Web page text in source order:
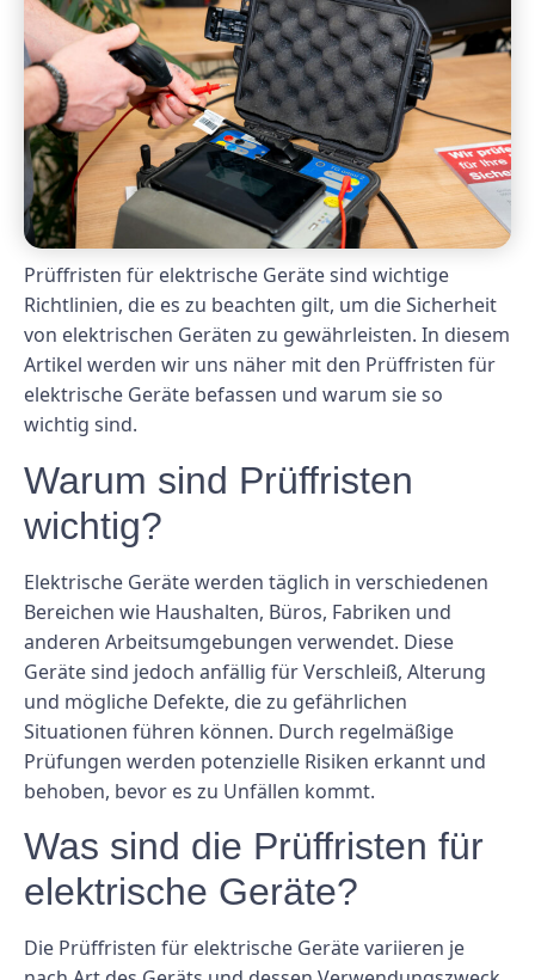
Prüffristen für elektrische Geräte sind wichtige
Richtlinien, die es zu beachten gilt, um die Sicherheit
von elektrischen Geräten zu gewährleisten. In diesem
Artikel werden wir uns näher mit den Prüffristen für
elektrische Geräte befassen und warum sie so
wichtig sind.
Warum sind Prüffristen
wichtig?
Elektrische Geräte werden täglich in verschiedenen
Bereichen wie Haushalten, Büros, Fabriken und
anderen Arbeitsumgebungen verwendet. Diese
Geräte sind jedoch anfällig für Verschleiß, Alterung
und mögliche Defekte, die zu gefährlichen
Situationen führen können. Durch regelmäßige
Prüfungen werden potenzielle Risiken erkannt und
behoben, bevor es zu Unfällen kommt.
Was sind die Prüffristen für
elektrische Geräte?
Die Prüffristen für elektrische Geräte variieren je